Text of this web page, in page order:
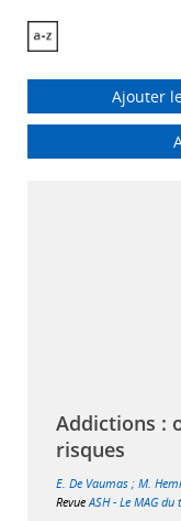
Ajouter
Addictions :
risques
E. De Vaumas ; M.
RevueASH - Le MAG